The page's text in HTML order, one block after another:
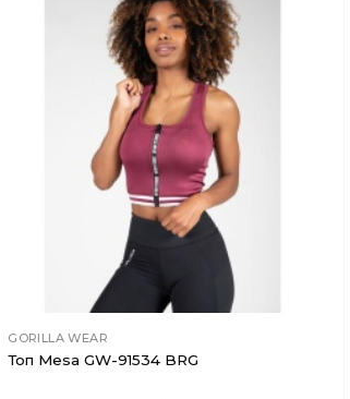
GORILLA WEAR
Топ Mesa GW-91534 BRG